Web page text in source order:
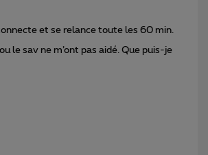
et se relance toute les 60 min.
le sav ne m’ont pas aidé. Que puis-je